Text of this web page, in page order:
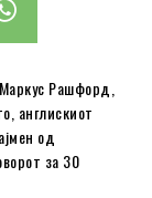
Рашфорд,
англискиот
од
за 30